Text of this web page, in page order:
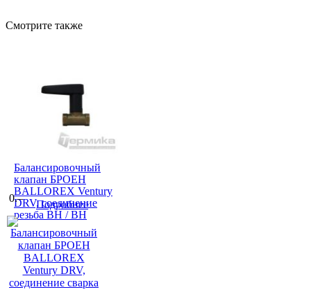
Смотрите также
Балансировочный
клапан БРОЕН
BALLOREX Ventury
DRV, соединение
резьба ВН / ВН
0.–
Подробнее